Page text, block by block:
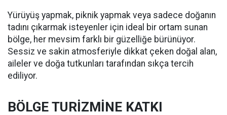
Yürüyüş yapmak, piknik yapmak veya sadece doğanın
tadını çıkarmak isteyenler için ideal bir ortam sunan
bölge, her mevsim farklı bir güzelliğe bürünüyor.
Sessiz ve sakin atmosferiyle dikkat çeken doğal alan,
aileler ve doğa tutkunları tarafından sıkça tercih
ediliyor.
BÖLGE TURİZMİNE KATKI